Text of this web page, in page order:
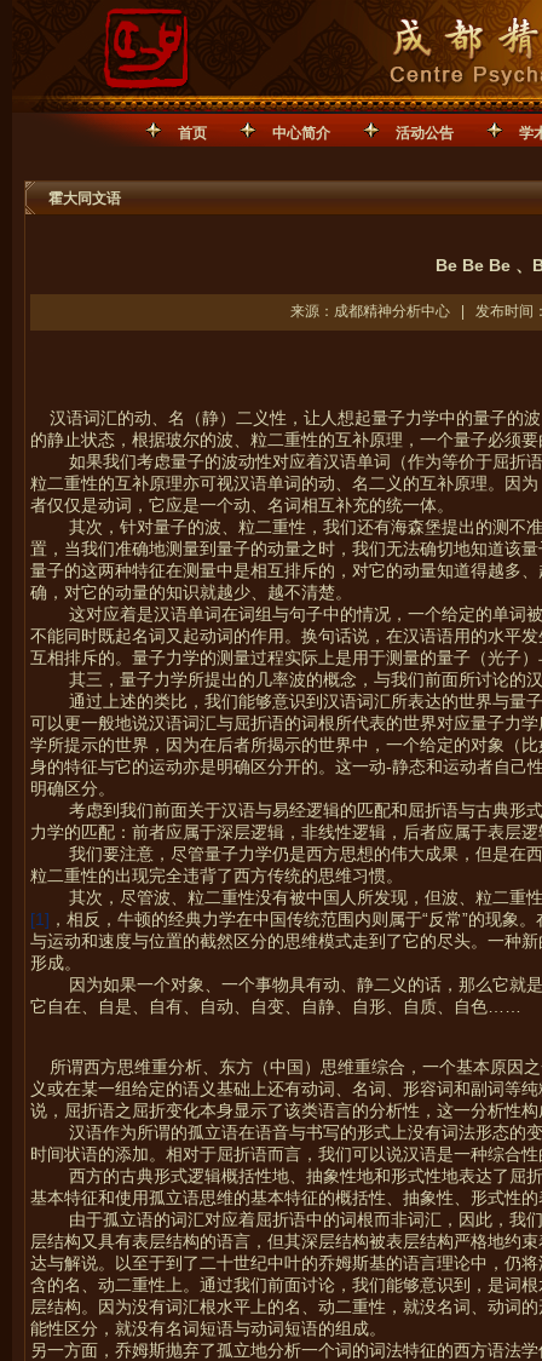
首页 中心简介 活动公告 学
霍大同文语
Be Be Be
来源：成都精神分析中心 | 发布时
汉语词汇的动、名（静）二义性，让人想起量子力学中的量子的
的静止状态，根据玻尔的波、粒二重性的互补原理，一个量子必须
如果我们考虑量子的波动性对应着汉语单词（作为等价于屈折
粒二重性的互补原理亦可视汉语单词的动、名二义的互补原理。因
者仅仅是动词，它应是一个动、名词相互补充的统一体。
其次，针对量子的波、粒二重性，我们还有海森堡提出的测不
置，当我们准确地测量到量子的动量之时，我们无法确切地知道该
量子的这两种特征在测量中是相互排斥的，对它的动量知道得越多
确，对它的动量的知识就越少、越不清楚。
这对应着是汉语单词在词组与句子中的情况，一个给定的单词
不能同时既起名词又起动词的作用。换句话说，在汉语语用的水平
互相排斥的。量子力学的测量过程实际上是用于测量的量子（光子
其三，量子力学所提出的几率波的概念，与我们前面所讨论的
通过上述的类比，我们能够意识到汉语词汇所表达的世界与量
可以更一般地说汉语词汇与屈折语的词根所代表的世界对应量子力
学所提示的世界，因为在后者所揭示的世界中，一个给定的对象（
身的特征与它的运动亦是明确区分开的。这一动-静态和运动者自
明确区分。
考虑到我们前面关于汉语与易经逻辑的匹配和屈折语与古典形
力学的匹配：前者应属于深层逻辑，非线性逻辑，后者应属于表层
我们要注意，尽管量子力学仍是西方思想的伟大成果，但是在
粒二重性的出现完全违背了西方传统的思维习惯。
其次，尽管波、粒二重性没有被中国人所发现，但波、粒二重
[1] ，相反，牛顿的经典力学在中国传统范围内则属于“反常”的现象
与运动和速度与位置的截然区分的思维模式走到了它的尽头。一种
形成。
因为如果一个对象、一个事物具有动、静二义的话，那么它就
它自在、自是、自有、自动、自变、自静、自形、自质、自色……
所谓西方思维重分析、东方（中国）思维重综合，一个基本原因
义或在某一组给定的语义基础上还有动词、名词、形容词和副词等
说，屈折语之屈折变化本身显示了该类语言的分析性，这一分析性
汉语作为所谓的孤立语在语音与书写的形式上没有词法形态的
时间状语的添加。相对于屈折语而言，我们可以说汉语是一种综合
西方的古典形式逻辑概括性地、抽象性地和形式性地表达了屈
基本特征和使用孤立语思维的基本特征的概括性、抽象性、形式性
由于孤立语的词汇对应着屈折语中的词根而非词汇，因此，我
层结构又具有表层结构的语言，但其深层结构被表层结构严格地约
达与解说。以至于到了二十世纪中叶的乔姆斯基的语言理论中，仍
含的名、动二重性上。通过我们前面讨论，我们能够意识到，是词
层结构。因为没有词汇根水平上的名、动二重性，就没名词、动词
能性区分，就没有名词短语与动词短语的组成。
另一方面，乔姆斯抛弃了孤立地分析一个词的词法特征的西方语法